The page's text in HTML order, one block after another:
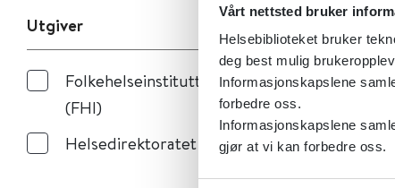
Vårt nettsted bruker
Helsebiblioteket bruker
deg best mulig
Informasjonskapslene
forbedre oss.
Informasjonskapslene
gjør at vi kan forbedre oss.
Utgiver
Folkehelseinstituttet
(FHI)
Helsedirektoratet